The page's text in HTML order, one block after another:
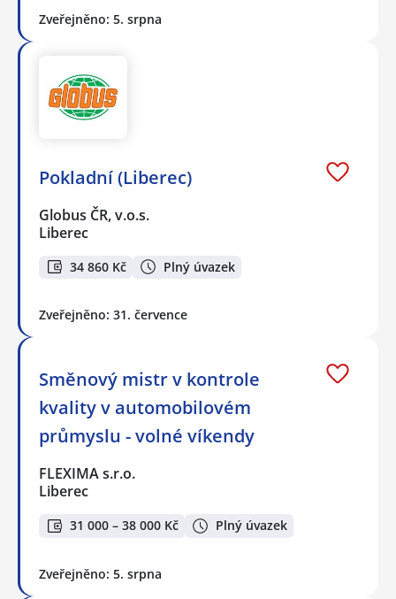
Zveřejněno: 5. srpna
Pokladní (Liberec)
Globus ČR, v.o.s.
Liberec
34 860 Kč Plný úvazek
Zveřejněno: 31. července
Směnový mistr v kontrole
kvality v automobilovém
průmyslu - volné víkendy
FLEXIMA s.r.o.
Liberec
31 000 – 38 000 Kč Plný úvazek
Zveřejněno: 5. srpna